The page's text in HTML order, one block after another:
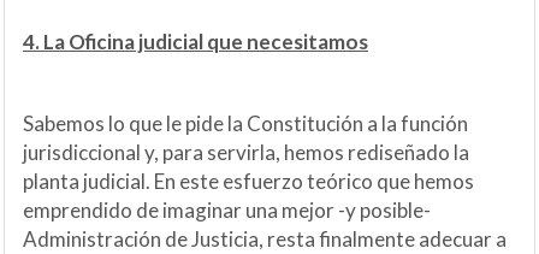
4. La Oficina judicial que necesitamos
Sabemos lo que le pide la Constitución a la función
jurisdiccional y, para servirla, hemos rediseñado la
planta judicial. En este esfuerzo teórico que hemos
emprendido de imaginar una mejor -y posible-
Administración de Justicia, resta finalmente adecuar a